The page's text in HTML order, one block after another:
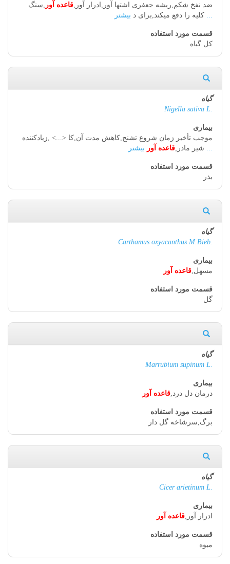
ضد نفخ شکم,ریشه جعفری اشتها آور,ادرار آور, قاعده آور ,سنگ
کلیه را دفع میکند,برای د
کل گیاه
Nigella sativa L.
موجب تأخیر زمان شروع تشنج,کاهش مدت آن,کا <...> ,زیادکننده
شیر مادر, قاعده آور
بذر
Carthamus oxyacanthus M.Bieb.
مسهل, قاعده آور
گل
Marrubium supinum L.
درمان دل درد, قاعده آور
برگ,سرشاخه گل دار
Cicer arietinum L.
ادرار آور, قاعده آور
میوه